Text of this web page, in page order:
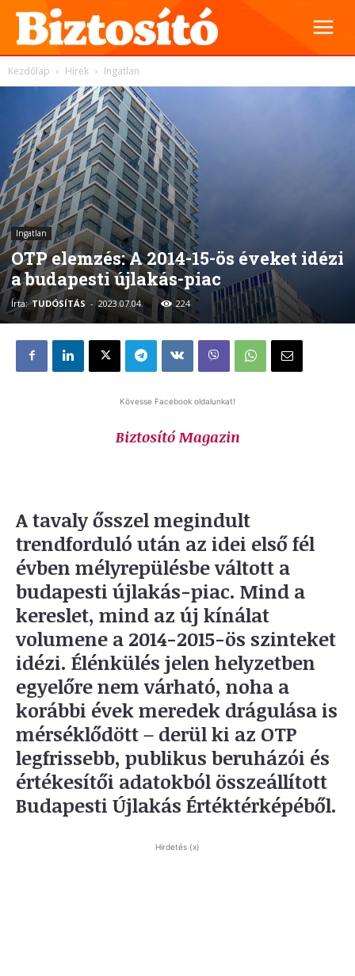
Kezdőlap Hírek Ingatlan
Ingatlan
OTP elemzés: A 2014-15-ös éveket idézi
a budapesti újlakás-piac
Írta: TUDÓSÍTÁS - 2023.07.04. 224
Kövesse Facebook oldalunkat!
Biztosító Magazin
A tavaly ősszel megindult
trendforduló után az idei első fél
évben mélyrepülésbe váltott a
budapesti újlakás-piac. Mind a
kereslet, mind az új kínálat
volumene a 2014-2015-ös szinteket
idézi. Élénkülés jelen helyzetben
egyelőre nem várható, noha a
korábbi évek meredek drágulása is
mérséklődött – derül ki az OTP
legfrissebb, publikus beruházói és
értékesítői adatokból összeállított
Budapesti Újlakás Értéktérképéből.
Hirdetés (x)